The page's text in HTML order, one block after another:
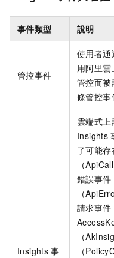
事件類型 說明
管控事件
使用者通
用阿里
管控而被
條管控事
Insights 事
雲端式上
Insights
了可能存
（
錯誤事件
（
請求事件
（
（